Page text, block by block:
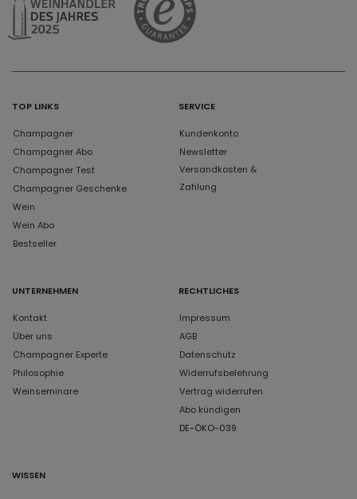
TOP LINKS
Champagner
Champagner Abo
Champagner Test
Champagner Geschenke
Wein
Wein Abo
Bestseller
SERVICE
Kundenkonto
Newsletter
Versandkosten &
Zahlung
UNTERNEHMEN
Kontakt
Über uns
Champagner Experte
Philosophie
Weinseminare
RECHTLICHES
Impressum
AGB
Datenschutz
Widerrufsbelehrung
Vertrag widerrufen
Abo kündigen
DE-ÖKO-039
WISSEN